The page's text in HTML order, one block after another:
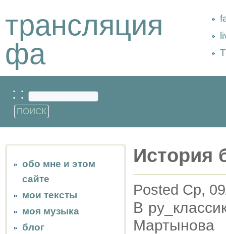
трансляция
фа
: :
обо мне и этом
сайте
мои тексты
моя музыка
блог
История
Posted Ср,
В
Мартынова